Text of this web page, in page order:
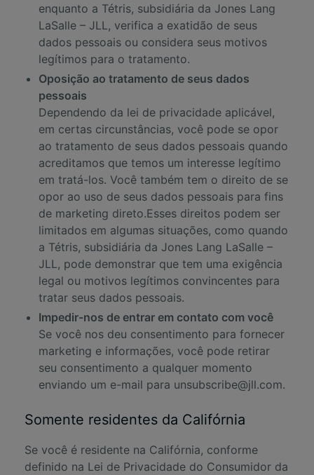
enquanto a Tétris, subsidiária da Jones Lang
LaSalle – JLL, verifica a exatidão de seus
dados pessoais ou considera seus motivos
legítimos para o tratamento.
Oposição ao tratamento de seus dados
pessoais
Dependendo da lei de privacidade aplicável,
em certas circunstâncias, você pode se opor
ao tratamento de seus dados pessoais quando
acreditamos que temos um interesse legítimo
em tratá-los. Você também tem o direito de se
opor ao uso de seus dados pessoais para fins
de marketing direto.Esses direitos podem ser
limitados em algumas situações, como quando
a Tétris, subsidiária da Jones Lang LaSalle –
JLL, pode demonstrar que tem uma exigência
legal ou motivos legítimos convincentes para
tratar seus dados pessoais.
Impedir-nos de entrar em contato com você
Se você nos deu consentimento para fornecer
marketing e informações, você pode retirar
seu consentimento a qualquer momento
enviando um e-mail para unsubscribe@jll.com.
Somente residentes da Califórnia
Se você é residente na Califórnia, conforme
definido na Lei de Privacidade do Consumidor da